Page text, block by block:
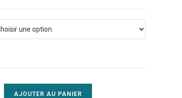
AJOUTER AU PANIER